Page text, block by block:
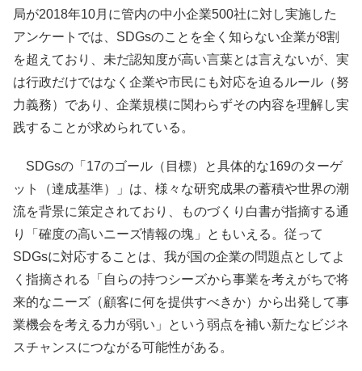
局が2018年10月に管内の中小企業500社に対し実施した
アンケートでは、SDGsのことを全く知らない企業が8割
を超えており、未だ認知度が高い言葉とは言えないが、実
は行政だけではなく企業や市民にも対応を迫るルール（努
力義務）であり、企業規模に関わらずその内容を理解し実
践することが求められている。
SDGsの「17のゴール（目標）と具体的な169のターゲ
ット（達成基準）」は、様々な研究成果の蓄積や世界の潮
流を背景に策定されており、ものづくり白書が指摘する通
り「確度の高いニーズ情報の塊」ともいえる。従って
SDGsに対応することは、我が国の企業の問題点としてよ
く指摘される「自らの持つシーズから事業を考えがちで将
来的なニーズ（顧客に何を提供すべきか）から出発して事
業機会を考える力が弱い」という弱点を補い新たなビジネ
スチャンスにつながる可能性がある。